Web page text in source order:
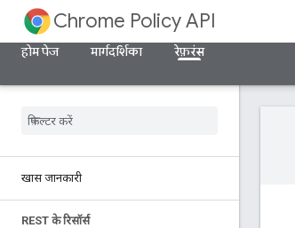
Chrome Policy API
होम पेज
मार्गदर्शिका रेफ़रंस
खास जानकारी
REST के रिसॉर्स